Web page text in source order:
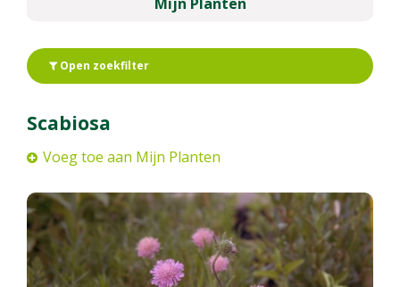
Open zoekfilter
Scabiosa
Voeg toe aan Mijn Planten